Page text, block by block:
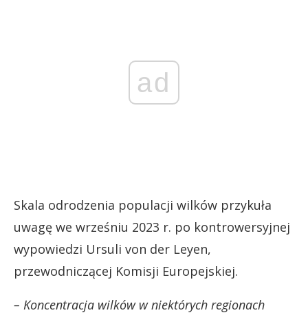
ad
Skala odrodzenia populacji wilków przykuła
uwagę we wrześniu 2023 r. po kontrowersyjnej
wypowiedzi Ursuli von der Leyen,
przewodniczącej Komisji Europejskiej.
– Koncentracja wilków w niektórych regionach